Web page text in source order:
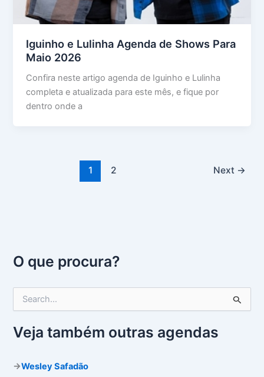
Iguinho e Lulinha Agenda de Shows Para
Maio 2026
Confira neste artigo agenda de Iguinho e Lulinha
completa e atualizada para este mês, e fique por
dentro onde a
1 2 Next →
O que procura?
q
u
s
Veja também outras agendas
→Wesley Safadão